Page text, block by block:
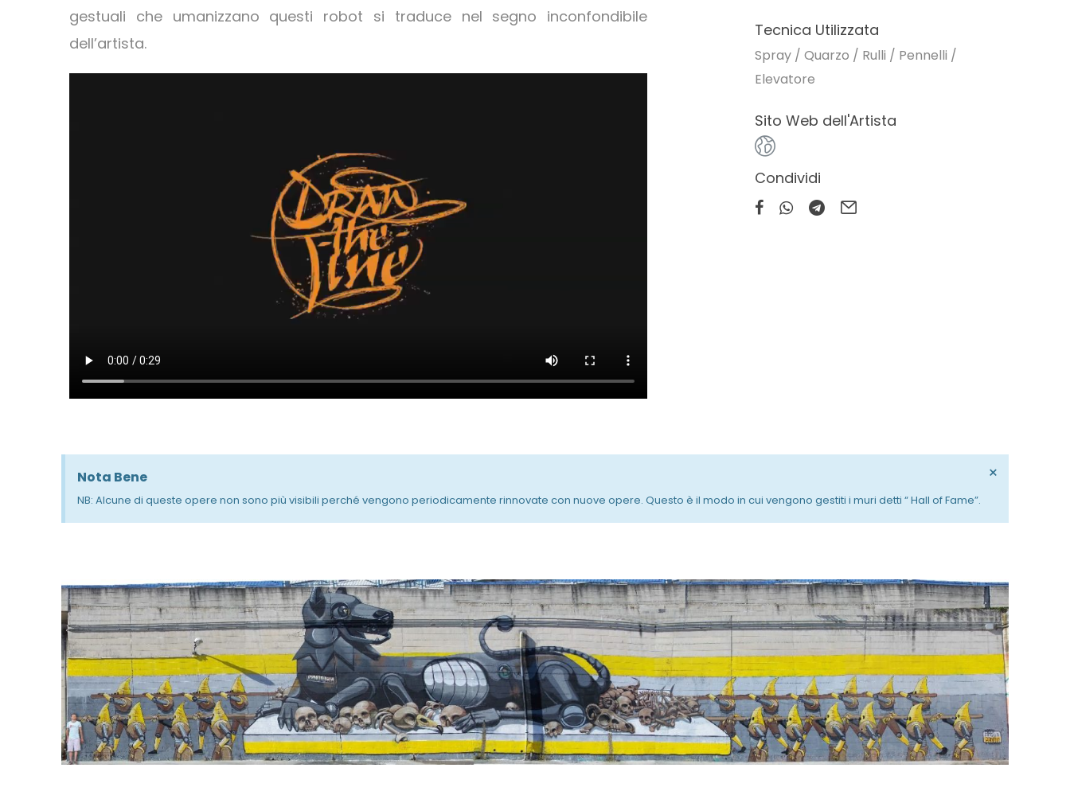
gestuali che umanizzano questi robot si traduce nel segno inconfondibile
dell’artista.
Tecnica Utilizzata
Spray / Quarzo / Rulli / Pennelli /
Elevatore
Sito Web dell'Artista
Condividi
Nota Bene
NB: Alcune di queste opere non sono più visibili perché vengono periodicamente rinnovate con nuove opere. Questo è il modo in cui vengono gestiti i muri detti “ Hall of Fame”.
×